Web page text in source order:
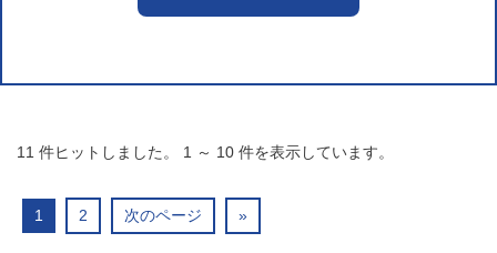
11 件ヒットしました。 1 ～ 10 件を表示しています。
1 2 次のページ »